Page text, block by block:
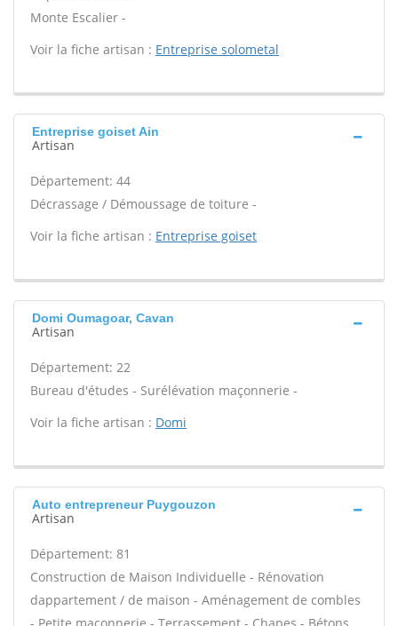
Monte Escalier -
Voir la fiche artisan : Entreprise solometal
Entreprise goiset Ain
Artisan
Département: 44
Décrassage / Démoussage de toiture -
Voir la fiche artisan : Entreprise goiset
Domi Oumagoar, Cavan
Artisan
Département: 22
Bureau d'études - Surélévation maçonnerie -
Voir la fiche artisan : Domi
Auto entrepreneur Puygouzon
Artisan
Département: 81
Construction de Maison Individuelle - Rénovation
dappartement / de maison - Aménagement de combles